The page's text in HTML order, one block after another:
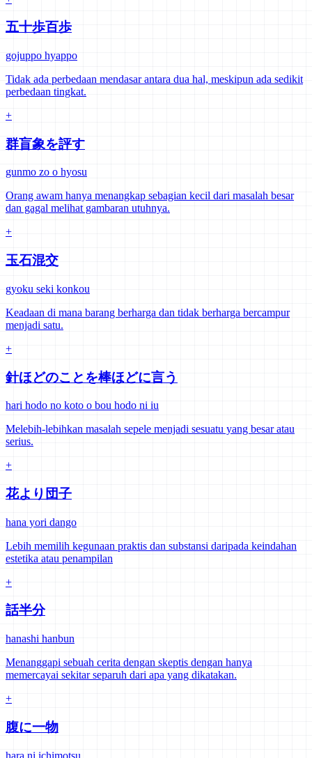
五十歩百歩
gojuppo hyappo
Tidak ada perbedaan mendasar antara dua hal, meskipun ada sedikit
perbedaan tingkat.
+
群盲象を評す
gunmo zo o hyosu
Orang awam hanya menangkap sebagian kecil dari masalah besar
dan gagal melihat gambaran utuhnya.
+
玉石混交
gyoku seki konkou
Keadaan di mana barang berharga dan tidak berharga bercampur
menjadi satu.
+
針ほどのことを棒ほどに言う
hari hodo no koto o bou hodo ni iu
Melebih-lebihkan masalah sepele menjadi sesuatu yang besar atau
serius.
+
花より団子
hana yori dango
Lebih memilih kegunaan praktis dan substansi daripada keindahan
estetika atau penampilan
+
話半分
hanashi hanbun
Menanggapi sebuah cerita dengan skeptis dengan hanya
memercayai sekitar separuh dari apa yang dikatakan.
+
腹に一物
hara ni ichimotsu